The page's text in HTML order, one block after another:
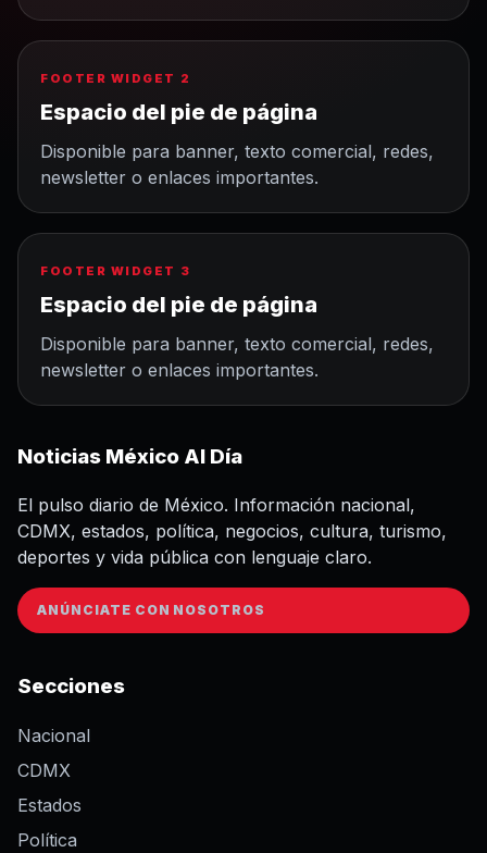
FOOTER WIDGET 2
Espacio del pie de página
Disponible para banner, texto comercial, redes,
newsletter o enlaces importantes.
FOOTER WIDGET 3
Espacio del pie de página
Disponible para banner, texto comercial, redes,
newsletter o enlaces importantes.
Noticias México Al Día
El pulso diario de México. Información nacional,
CDMX, estados, política, negocios, cultura, turismo,
deportes y vida pública con lenguaje claro.
ANÚNCIATE CON NOSOTROS
Secciones
Nacional
CDMX
Estados
Política